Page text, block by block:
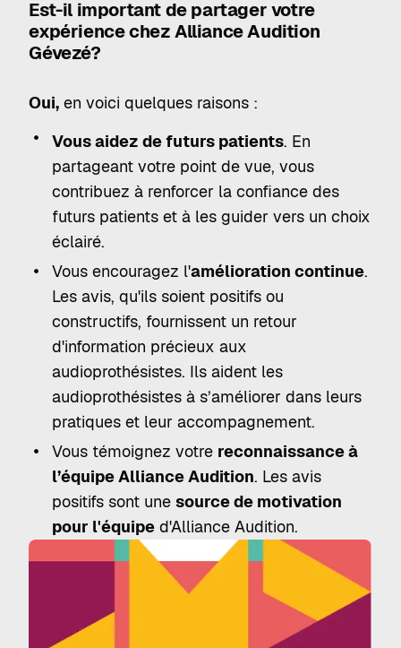
Est-il important de partager votre
expérience chez Alliance Audition
Gévezé?
Oui, en voici quelques raisons :
Vous aidez de futurs patients. En
partageant votre point de vue, vous
contribuez à renforcer la confiance des
futurs patients et à les guider vers un choix
éclairé.
Vous encouragez l'amélioration continue.
Les avis, qu'ils soient positifs ou
constructifs, fournissent un retour
d'information précieux aux
audioprothésistes. Ils aident les
audioprothésistes à s’améliorer dans leurs
pratiques et leur accompagnement.
Vous témoignez votre reconnaissance à
l’équipe Alliance Audition. Les avis
positifs sont unesource de motivation
pour l'équipe d'Alliance Audition.